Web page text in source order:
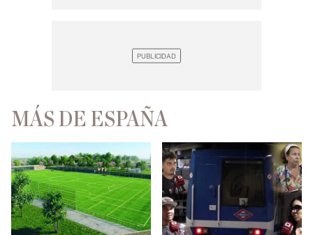
MÁS DE ESPAÑA